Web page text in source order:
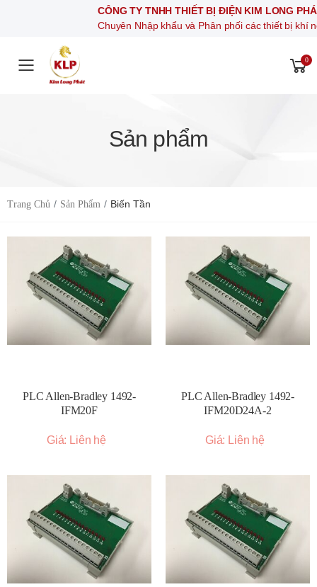
CÔNG TY TNHH THIẾT BỊ ĐIỆN KIM LONG PHÁT
Chuyên Nhập khẩu và Phân phối các thiết bị khí nén, thiết bị
Toggle mobile menu
0
Sản phẩm
Trang Chủ Sản Phẩm Biến Tần
PLC Allen-Bradley 1492-
IFM20F
Giá: Liên hệ
PLC Allen-Bradley 1492-
IFM20D24A-2
Giá: Liên hệ